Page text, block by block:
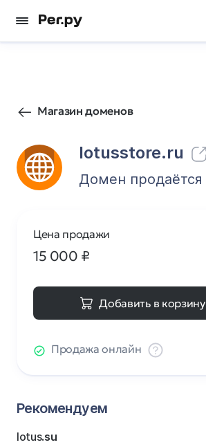
Магазин доменов
lotusstore.ru
Домен продаётся
Цена продажи
15 000 ₽
Добавить в корзину
Продажа онлайн
Рекомендуем
lotus.su